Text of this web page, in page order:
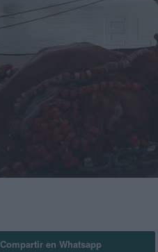
Compartir en Whatsapp